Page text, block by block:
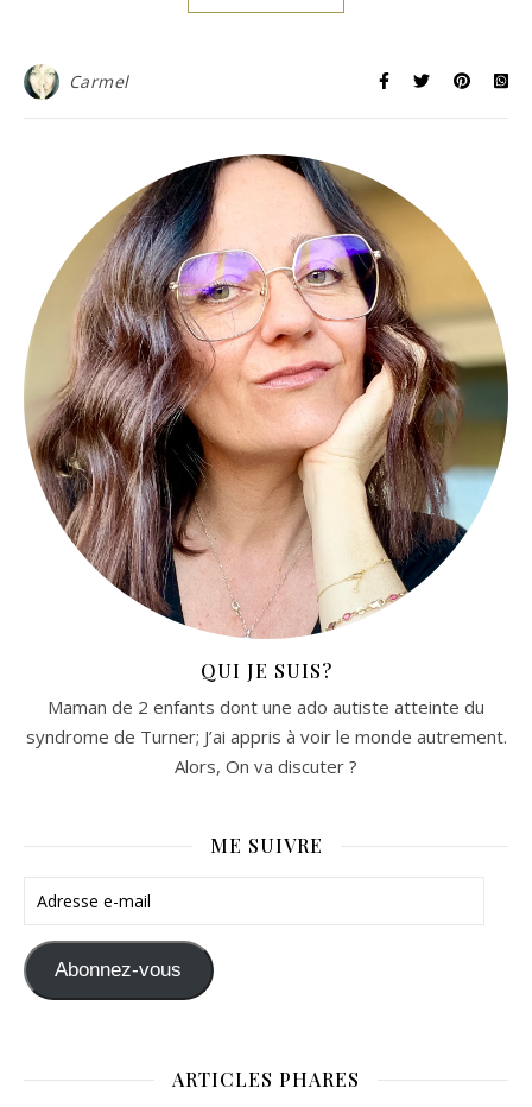
Carmel
QUI JE SUIS?
Maman de 2 enfants dont une ado autiste atteinte du
syndrome de Turner; J’ai appris à voir le monde autrement.
Alors, On va discuter ?
ME SUIVRE
Adresse e-mail
Abonnez-vous
ARTICLES PHARES